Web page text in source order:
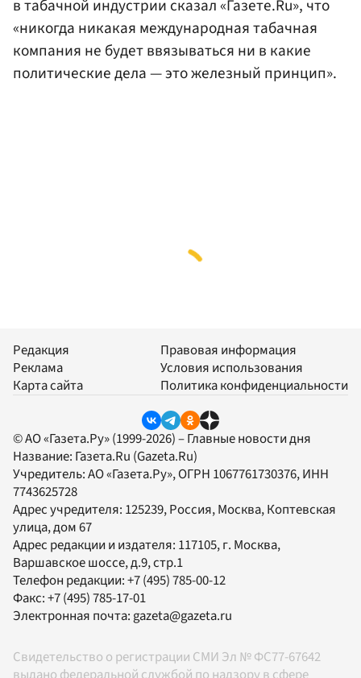
в табачной индустрии сказал «Газете.Ru», что
«никогда никакая международная табачная
компания не будет ввязываться ни в какие
политические дела — это железный принцип».
Редакция
Реклама
Карта сайта
Правовая информация
Условия использования
Политика конфиденциальности
© АО «Газета.Ру» (1999-2026) – Главные новости дня
Название: Газета.Ru (Gazeta.Ru)
Учредитель:АО «Газета.Ру», ОГРН 1067761730376, ИНН
7743625728
Адрес учредителя: 125239, Россия, Москва, Коптевская
улица, дом 67
Адрес редакции и издателя: 117105, г. Москва,
Варшавское шоссе, д.9, стр.1
Телефон редакции:+7 (495) 785-00-12
Факс:+7 (495) 785-17-01
Электронная почта:gazeta@gazeta.ru
Свидетельство о регистрации СМИ Эл № ФС77-67642